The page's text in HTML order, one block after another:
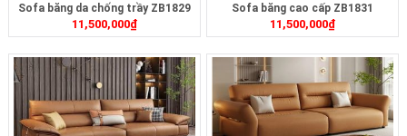
Sofa băng da chống trầy ZB1829
11,500,000₫
Sofa băng cao cấp ZB1831
11,500,000₫